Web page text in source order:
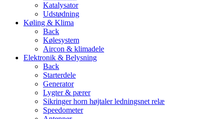
Katalysator
Udstødning
Køling & Klima
Back
Kølesystem
Aircon & klimadele
Elektronik & Belysning
Back
Starterdele
Generator
Lygter & pærer
Sikringer horn højtaler ledningsnet relæ
Speedometer